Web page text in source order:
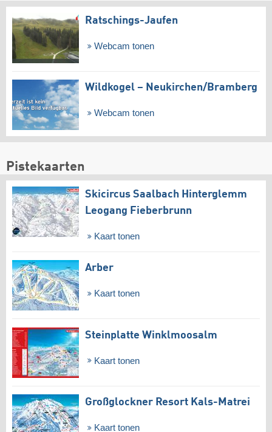
Ratschings-Jaufen
Webcam tonen
Wildkogel – Neukirchen/​Bramberg
Webcam tonen
Pistekaarten
Skicircus Saalbach Hinterglemm
Leogang Fieberbrunn
Kaart tonen
Arber
Kaart tonen
Steinplatte Winklmoosalm
Kaart tonen
Großglockner Resort Kals-Matrei
Kaart tonen